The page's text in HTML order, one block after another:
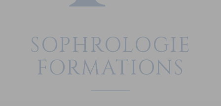
SOPHROLOGIE
FORMATIONS